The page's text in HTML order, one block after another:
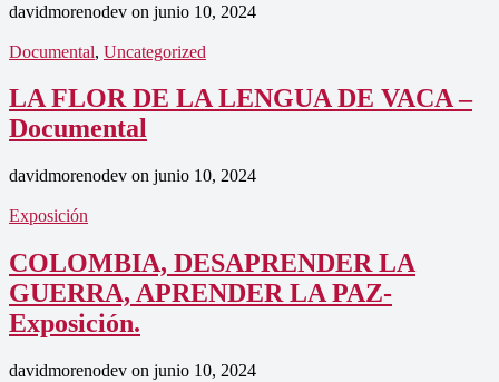
davidmorenodev on junio 10, 2024
Documental, Uncategorized
LA FLOR DE LA LENGUA DE VACA –
Documental
davidmorenodev on junio 10, 2024
Exposición
COLOMBIA, DESAPRENDER LA
GUERRA, APRENDER LA PAZ-
Exposición.
davidmorenodev on junio 10, 2024